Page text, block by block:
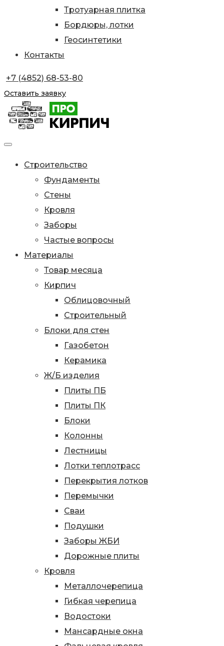
Тротуарная плитка
Бордюры, лотки
Геосинтетики
Контакты
+7 (4852) 68-53-80
Оставить заявку
Строительство
Фундаменты
Стены
Кровля
Заборы
Частые вопросы
Материалы
Товар месяца
Кирпич
Облицовочный
Строительный
Блоки для стен
Газобетон
Керамика
Ж/Б изделия
Плиты ПБ
Плиты ПК
Блоки
Колонны
Лестницы
Лотки теплотрасс
Перекрытия лотков
Перемычки
Сваи
Подушки
Заборы ЖБИ
Дорожные плиты
Кровля
Металлочерепица
Гибкая черепица
Водостоки
Мансардные окна